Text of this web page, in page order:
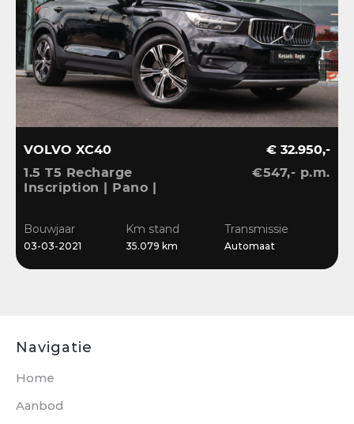
VOLVO XC40
1.5 T5 Recharge
Inscription | Pano |
CarPlay |
Stuur/Stoelverwarming
€ 32.950,-
€547,- p.m.
Bouwjaar
03-03-2021
Km stand
35.079 km
Transmissie
Automaat
Navigatie
Home
Aanbod